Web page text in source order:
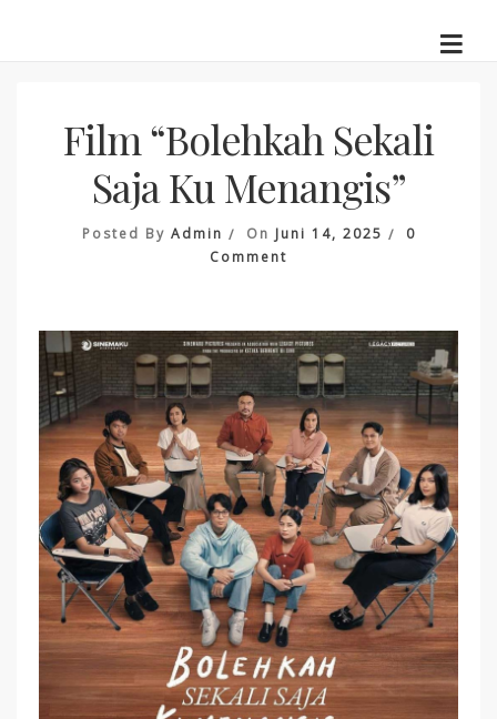
Film “Bolehkah Sekali
Saja Ku Menangis”
Posted By Admin On Juni 14, 2025
0
Comment
Saja
Ku
Menangis”